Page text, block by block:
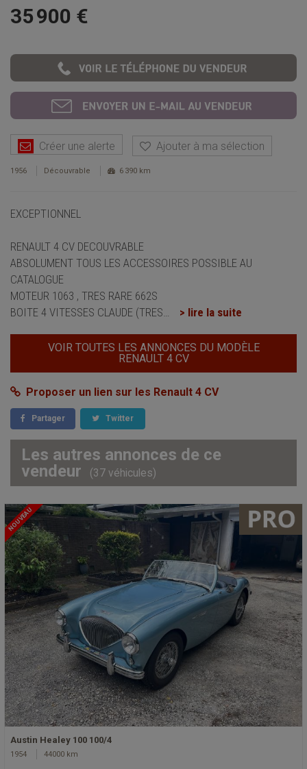
35 900 €
Créer une alerte Ajouter à ma sélection
1956 Découvrable 6 390 km
EXCEPTIONNEL
RENAULT 4 CV DECOUVRABLE
ABSOLUMENT TOUS LES ACCESSOIRES POSSIBLE AU
CATALOGUE
MOTEUR 1063 , TRES RARE 662S
BOITE 4 VITESSES CLAUDE (TRES
> lire la suite
VOIR TOUTES LES ANNONCES DU MODÈLE
RENAULT 4 CV
Proposer un lien sur les Renault 4 CV
Partager Twitter
Les autres annonces de ce
vendeur
(37 véhicules)
NOUVEAU
Austin Healey 100 100/4
1954 44000 km